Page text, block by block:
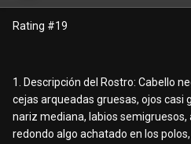
Rating #19
1. Descripción del Rostro: Cabello
cejas arqueadas gruesas, ojos casi
nariz mediana, labios semigruesos,
redondo algo achatado en los